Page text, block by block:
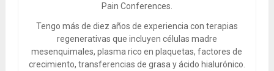
Pain Conferences.
Tengo más de diez años de experiencia con terapias
regenerativas que incluyen células madre
mesenquimales, plasma rico en plaquetas, factores de
crecimiento, transferencias de grasa y ácido hialurónico.